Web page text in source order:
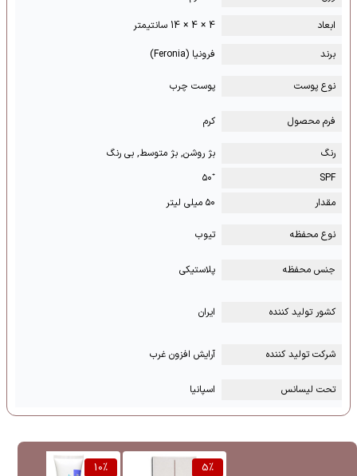
ابعاد
4 × 4 × 14 سانتیمتر
برند
فرونیا (Feronia)
نوع پوست پوست چرب
فرم محصول کرم
رنگ
بژ روشن, بژ متوسط, بی رنگ
SPF
⁺۵۰
مقدار
۵۰ میلی لیتر
نوع محفظه تیوب
جنس محفظه پلاستیکی
کشور تولید کننده ایران
شرکت تولید کننده آرایش افزون غرب
تحت لیسانس اسپانیا
5%
10%